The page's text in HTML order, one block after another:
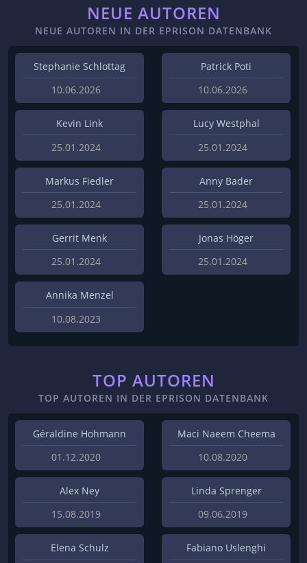
NEUE AUTOREN
NEUE AUTOREN IN DER EPRISON DATENBANK
Stephanie Schlottag
10.06.2026
Patrick Poti
10.06.2026
Kevin Link
25.01.2024
Lucy Westphal
25.01.2024
Markus Fiedler
25.01.2024
Anny Bader
25.01.2024
Gerrit Menk
25.01.2024
Jonas Höger
25.01.2024
Annika Menzel
10.08.2023
TOP AUTOREN
TOP AUTOREN IN DER EPRISON DATENBANK
Géraldine Hohmann
01.12.2020
Maci Naeem Cheema
10.08.2020
Alex Ney
15.08.2019
Linda Sprenger
09.06.2019
Elena Schulz Fabiano Uslenghi